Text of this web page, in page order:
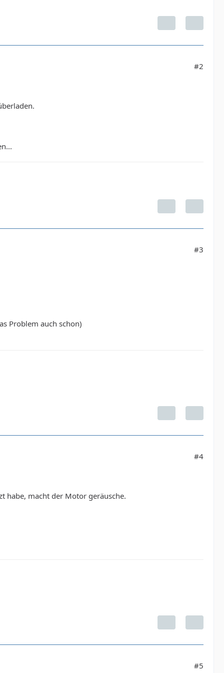
#2
#3
Problem auch schon)
#4
habe, macht der Motor geräusche.
#5